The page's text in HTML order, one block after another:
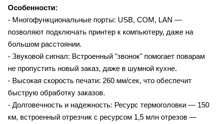
Особенности:
- Многофункциональные порты: USB, COM, LAN —
позволяют подключать принтер к компьютеру, даже на
большом расстоянии.
- Звуковой сигнал: Встроенный "звонок" помогает поварам
не пропустить новый заказ, даже в шумной кухне.
- Высокая скорость печати: 260 мм/сек, что обеспечит
быструю обработку заказов.
- Долговечность и надежность: Ресурс термоголовки — 150
км, встроенный отрезчик с ресурсом 1,5 млн отрезов —